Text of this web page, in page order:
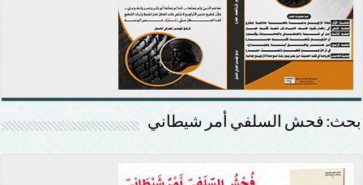
بحث: فحش السلفي أمر شيطاني